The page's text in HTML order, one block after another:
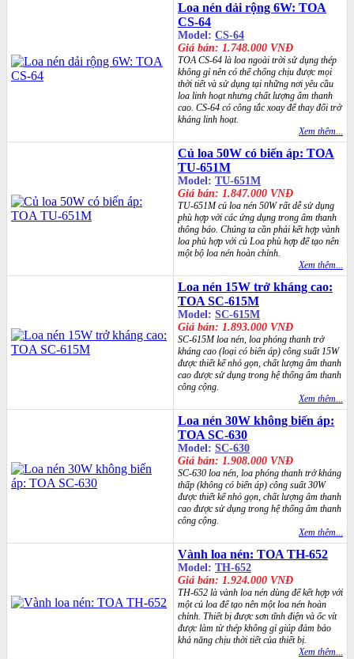
Loa nén dải rộng 6W: TOA
CS-64
Model: CS-64
Giá bán: 1.748.000 VNĐ
TOA CS-64 là loa ngoài trời sử dụng thép
không gỉ nên có thể chống chịu được mọi
thời tiết và sử dụng tại những nơi yêu cầu
loa linh hoạt nhưng chất lượng âm thanh
cao. CS-64 có công tắc xoay để thay đổi trở
kháng linh hoạt.
Xem thêm...
Củ loa 50W có biến áp: TOA
TU-651M
Model: TU-651M
Giá bán: 1.847.000 VNĐ
TU-651M củ loa nén 50W rất dễ sử dụng
phù hợp với các ứng dụng trong âm thanh
thông báo. Chúng ta cần phải kết hợp vành
loa phù hợp với củ Loa phù hợp để tạo nên
một bộ loa nén hoàn chỉnh.
Xem thêm...
Loa nén 15W trở kháng cao:
TOA SC-615M
Model: SC-615M
Giá bán: 1.893.000 VNĐ
SC-615M loa nén, loa phóng thanh trở
kháng cao (loại có biến áp) công suất 15W
được thiết kế nhỏ gọn, chất lượng âm thanh
cao được sử dụng trong hệ thống âm thanh
công cộng.
Xem thêm...
Loa nén 30W không biến áp:
TOA SC-630
Model: SC-630
Giá bán: 1.908.000 VNĐ
SC-630 loa nén, loa phóng thanh trở kháng
thấp (không có biến áp) công suất 30W
được thiết kế nhỏ gọn, chất lượng âm thanh
cao được sử dụng trong hệ thống âm thanh
công cộng.
Xem thêm...
Vành loa nén: TOA TH-652
Model: TH-652
Giá bán: 1.924.000 VNĐ
TH-652 là vành loa nén dùng để kết hợp với
một củ loa để tạo nên một loa nén hoàn
chỉnh. Thiết bị được sơn tĩnh điện và ốc vít
được làm từ thép không gỉ giúp đảm bảo
khả năng chịu thời tiết của thiết bị.
Xem thêm...